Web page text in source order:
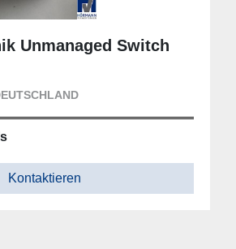
Switch Murr